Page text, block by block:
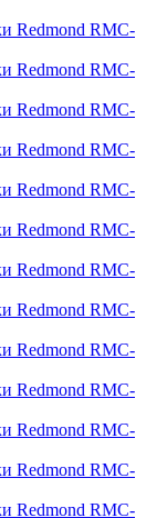
Redmond RMC-
Redmond RMC-
Redmond RMC-
Redmond RMC-
Redmond RMC-
Redmond RMC-
Redmond RMC-
Redmond RMC-
Redmond RMC-
Redmond RMC-
Redmond RMC-
Redmond RMC-
Redmond RMC-